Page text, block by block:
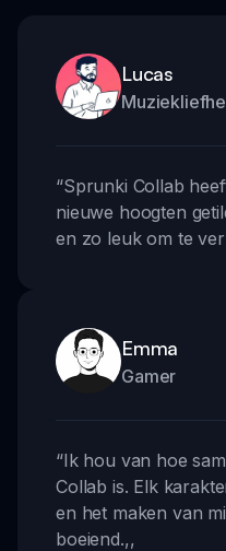
Lucas
“Sprunki Collab
nieuwe hoogten
en zo leuk om te
Emma
Gamer
“Ik hou van hoe
Collab is. Elk
en het maken van
boeiend.,,